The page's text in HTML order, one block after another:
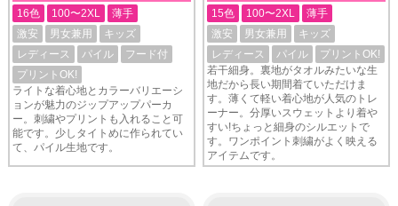
16色
100〜2XL
薄手
激安
男女兼用
キッズ
レディース
パイル
フード付
プリントOK!
ライトな着心地とカラーバリエーシ
ョンが魅力のジップアップパーカ
ー。刺繍やプリントも入れること可
能です。少しタイトめに作られてい
て、パイル生地です。
15色
100〜2XL
薄手
激安
男女兼用
キッズ
レディース
パイル
プリントOK!
若干細身。裏地がタオルみたいな生
地だから長い期間着ていただけま
す。薄くて軽い着心地が人気のトレ
ーナー。分厚いスウェットより着や
すい!ちょっと細身のシルエットで
す。ワンポイント刺繍がよく映える
アイテムです。